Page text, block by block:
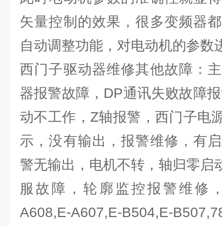
矢量控制的效果，很多变频器
自动调整功能，对电动机的参数
西门子驱动器维修其他故障：
器报警故障，DP通讯失败故障
动不工作，Z轴报警，西门子电
示，没有输出，报警维修，有
警无输出，电机不转，轴归零启
服故障，轮廓监控报警维修
A608,E-A607,E-B504,E-